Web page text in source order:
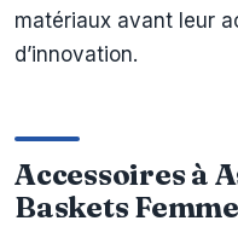
matériaux avant leur
d’innovation.
Accessoires à
Baskets Femme